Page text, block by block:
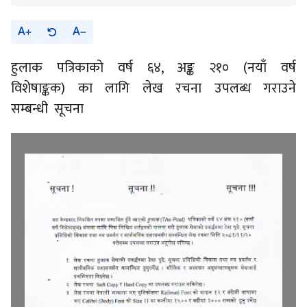
A A
हुलाक पत्रिकाको वर्ष ६४, अङ्क २१० (नयाँ वर्ष
विशेषाङ्कक) का लागि लेख रचना उपलब्ध गराउने
सम्बन्धी सूचना